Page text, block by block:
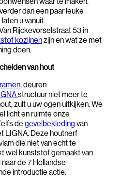
dan een paar leuke
u vanuit
Rijckevorselstraat 53 in
kozijnenzijn en wat ze met
doen.
van hout
ramen, deuren
structuur niet meer te
zult u uw ogen uitkijken. We
licht en ruimte onze
de gevelbekleding van
LIGNA. Deze houtnerf
die niet van echt te
wel kunststof gemaakt van
de 7 Hollandse
introductie actie.